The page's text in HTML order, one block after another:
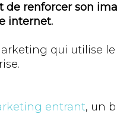
de renforcer son
internet.
qui utilise
entrant, un